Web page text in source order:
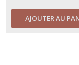
AJOUTER AU